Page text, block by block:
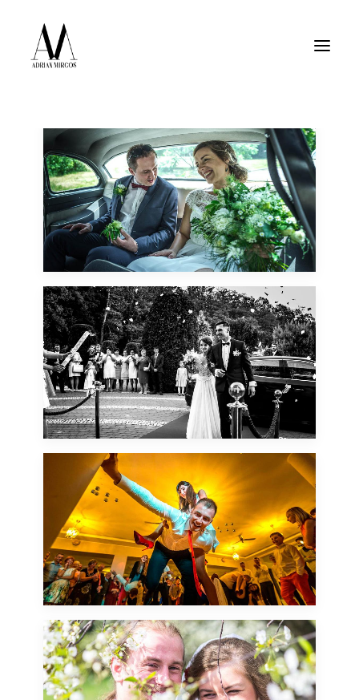
25 września, 2017
Fotoreportaż ślubny -
ślub w kościele w
Nadarzynie, wesele w
okolicy Radziejowic -
piękne zdjęcia
reportażowe wyszły -
sama natura!
28 maja, 2017
Kolejny ślub jako gość i
kolejny raz nie mogłem nie
wziąć ze sobą aparatu by
zrobić kilka ujęć od siebie.
Tomek to kuzyn. Tomka
nie widziałem od blisko 20
lat, jak również całej tej
części rodziny - były
emocje rodzinne...
24 września, 2016
Podczas tego ślubu
występowałem w roli
gościa… jednakże jak
mogłem nie wziąć aparatu i
nie zrobić kilku zdjęć?
23 kwietnia, 2016